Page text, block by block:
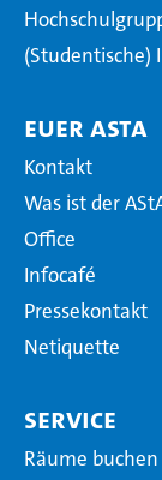
(Studentische)
Euer AStA
Kontakt
Was ist der
Office
Infocafé
Pressekontakt
Netiquette
Service
Räume buchen